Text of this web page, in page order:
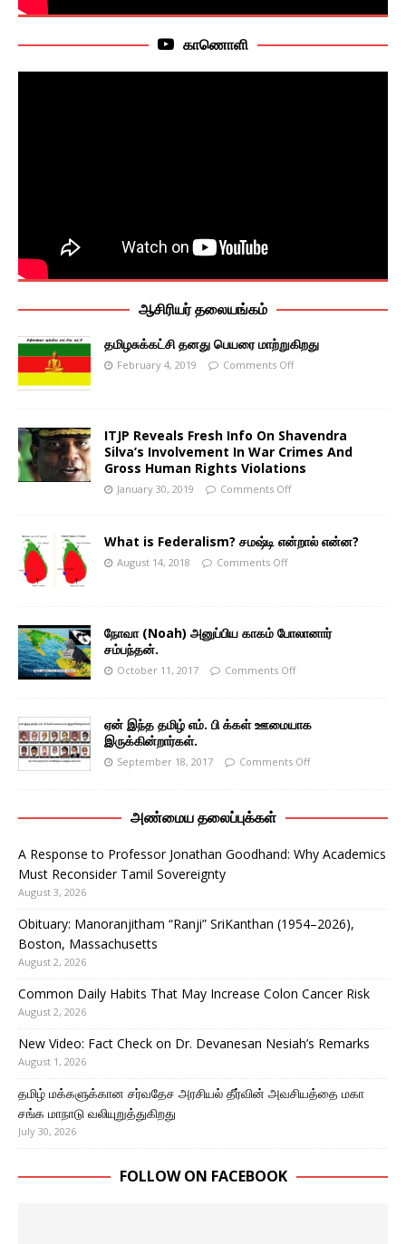
காணொளி
ஆசிரியர் தலையங்கம்
தமிழசுக்கட்சி தனது பெயரை மாற்றுகிறது
February 4, 2019 Comments Off
ITJP Reveals Fresh Info On Shavendra
Silva’s Involvement In War Crimes And
Gross Human Rights Violations
January 30, 2019 Comments Off
What is Federalism? சமஷ்டி என்றால் என்ன?
August 14, 2018 Comments Off
நோவா (Noah) அனுப்பிய காகம் போலானார்
சம்பந்தன்.
October 11, 2017 Comments Off
ஏன் இந்த தமிழ் எம். பி க்கள் ஊமையாக
இருக்கின்றார்கள்.
September 18, 2017 Comments Off
அண்மைய தலைப்புக்கள்
A Response to Professor Jonathan Goodhand: Why Academics
Must Reconsider Tamil Sovereignty
August 3, 2026
Obituary: Manoranjitham “Ranji” SriKanthan (1954–2026),
Boston, Massachusetts
August 2, 2026
Common Daily Habits That May Increase Colon Cancer Risk
August 2, 2026
New Video: Fact Check on Dr. Devanesan Nesiah’s Remarks
August 1, 2026
தமிழ் மக்களுக்கான சர்வதேச அரசியல் தீர்வின் அவசியத்தை மகா
சங்க மாநாடு வலியுறுத்துகிறது
July 30, 2026
FOLLOW ON FACEBOOK